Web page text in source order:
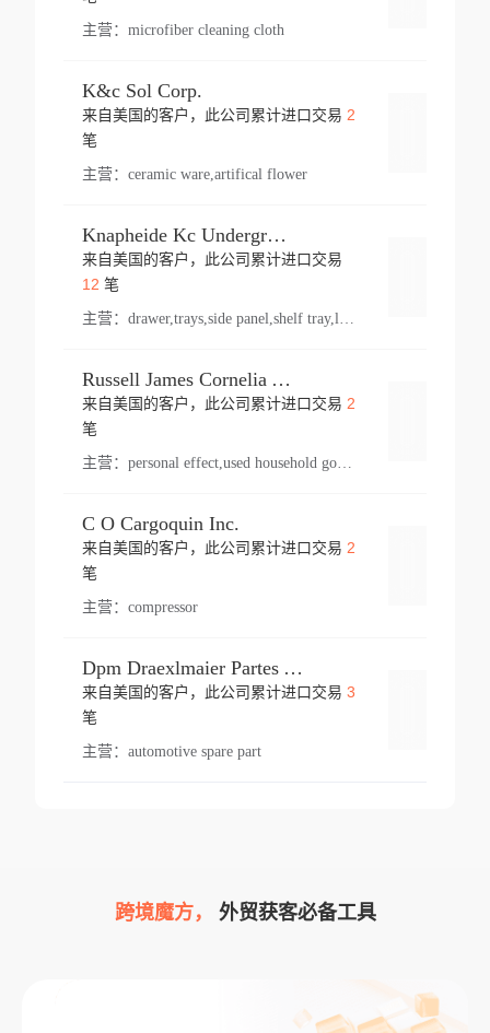
主营： microfiber cleaning cloth
K&c Sol Corp.
来自美国的客户，此公司累计进口交易 2
笔
主营： ceramic ware,artifical flower
Knapheide Kc Underground
来自美国的客户，此公司累计进口交易
12 笔
主营：
Russell James Cornelia Arlington Va
来自美国的客户，此公司累计进口交易 2
笔
主营： personal effect,used household goods
C O Cargoquin Inc.
来自美国的客户，此公司累计进口交易 2
笔
主营： compressor
Dpm Draexlmaier Partes Automotrices Corr Ind Huejotzingo
来自美国的客户，此公司累计进口交易 3
笔
主营： automotive spare part
跨境魔方， 外贸获客必备工具